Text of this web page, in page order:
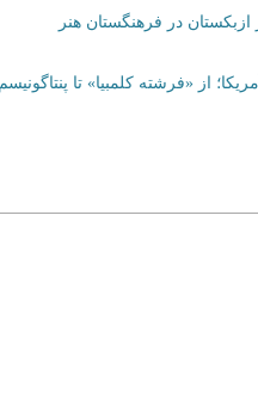
در فرهنگستان هنر
از «فرشته کلمبیا» تا پنتاگونیسم